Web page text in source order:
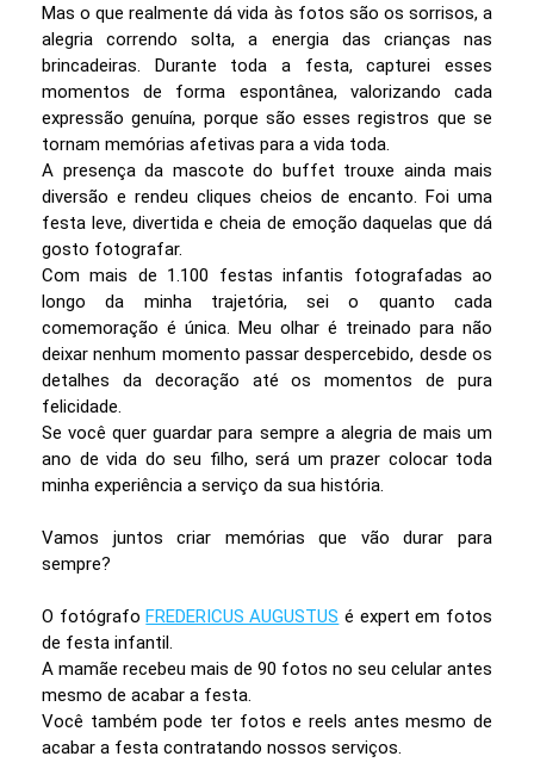
Mas o que realmente dá vida às fotos são os sorrisos, a
alegria correndo solta, a energia das crianças nas
brincadeiras. Durante toda a festa, capturei esses
momentos de forma espontânea, valorizando cada
expressão genuína, porque são esses registros que se
tornam memórias afetivas para a vida toda.
A presença da mascote do buffet trouxe ainda mais
diversão e rendeu cliques cheios de encanto. Foi uma
festa leve, divertida e cheia de emoção daquelas que dá
gosto fotografar.
Com mais de 1.100 festas infantis fotografadas ao
longo da minha trajetória, sei o quanto cada
comemoração é única. Meu olhar é treinado para não
deixar nenhum momento passar despercebido, desde os
detalhes da decoração até os momentos de pura
felicidade.
Se você quer guardar para sempre a alegria de mais um
ano de vida do seu filho, será um prazer colocar toda
minha experiência a serviço da sua história.
Vamos juntos criar memórias que vão durar para
sempre?
O fotógrafoFREDERICUS AUGUSTUS é expert em fotos
de festa infantil.
A mamãe recebeu mais de 90 fotos no seu celular antes
mesmo de acabar a festa.
Você também pode ter fotos e reels antes mesmo de
acabar a festa contratando nossos serviços.